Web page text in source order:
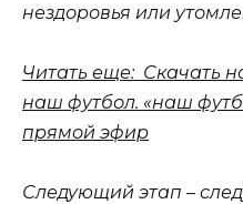
нездоровья или
Читать еще: Скачать
наш футбол. «наш
прямой эфир
Следующий этап –